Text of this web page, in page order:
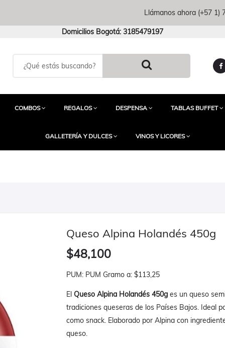
Llámanos ahora (+57 1)
Domicilios Bogotá: 3185479197
COMBOS REGALOS DESPENSA TABLAS BUFFET
GALLETERÍA Y DULCES VINOS Y LICORES
Queso Alpina Holandés 450g
$48,100
PUM: PUM Gramo a: $113,25
El Queso Alpina Holandés 450g es un queso
tradiciones queseras de los Países Bajos. Ideal
como snack. Elaborado por Alpina con
queso.